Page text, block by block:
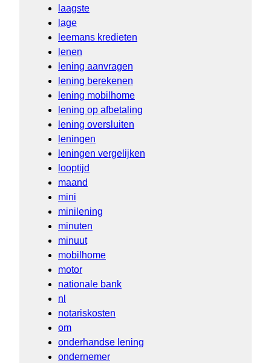
laagste
lage
leemans kredieten
lenen
lening aanvragen
lening berekenen
lening mobilhome
lening op afbetaling
lening oversluiten
leningen
leningen vergelijken
looptijd
maand
mini
minilening
minuten
minuut
mobilhome
motor
nationale bank
nl
notariskosten
om
onderhandse lening
ondernemer